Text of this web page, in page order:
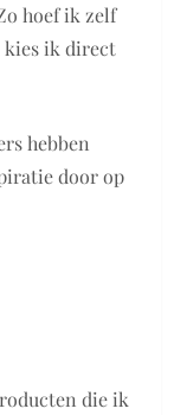
hoef ik zelf
kies ik direct
hebben
door op
die ik